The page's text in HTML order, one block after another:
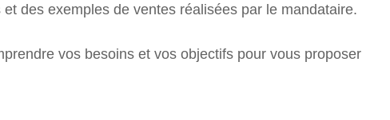
des exemples de ventes réalisées par le mandataire.
vos besoins et vos objectifs pour vous proposer